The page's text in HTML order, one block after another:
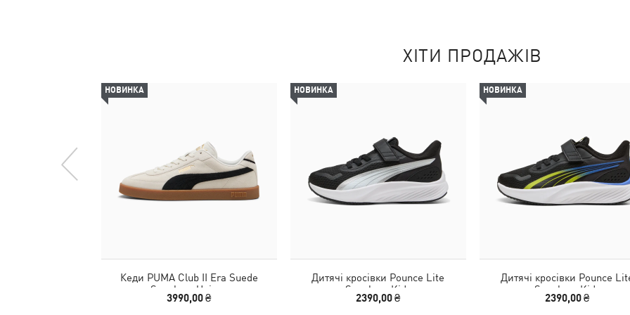
ХІТИ ПРОДАЖІВ
НОВИНКА
Кеди PUMA Club II Era Suede
Sneakers Unisex
3990,00 ₴
НОВИНКА
Дитячі кросівки Pounce Lite
Sneakers Kids
2390,00 ₴
НОВИНКА
Дитячі кросівки Pounce
Sneakers Kids
2390,00 ₴